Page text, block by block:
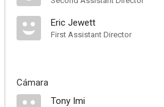
Eric Jewett
First Assistant Director
Cámara
Tony Imi